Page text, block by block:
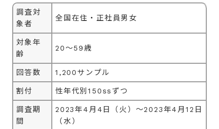
調査対
象者
全国在住・正社員男女
対象年
齢
20～59歳
回答数 1,200サンプル
割付 性年代別150ssずつ
調査期
間
2023年4月4日（火）～2023年4月12日
（水）